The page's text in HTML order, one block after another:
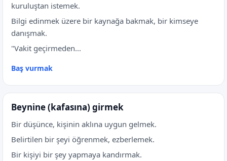
kuruluştan istemek.
Bilgi edinmek üzere bir kaynağa bakmak, bir kimseye
danışmak.
"Vakit geçirmeden...
Baş vurmak
Beynine (kafasına) girmek
Bir düşünce, kişinin aklına uygun gelmek.
Belirtilen bir şeyi öğrenmek, ezberlemek.
Bir kişiyi bir şey yapmaya kandırmak.